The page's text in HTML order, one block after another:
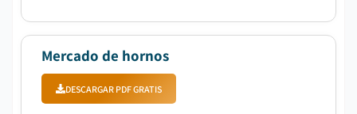
regiones de clima frío....
Mercado de hornos
DESCARGAR PDF GRATIS